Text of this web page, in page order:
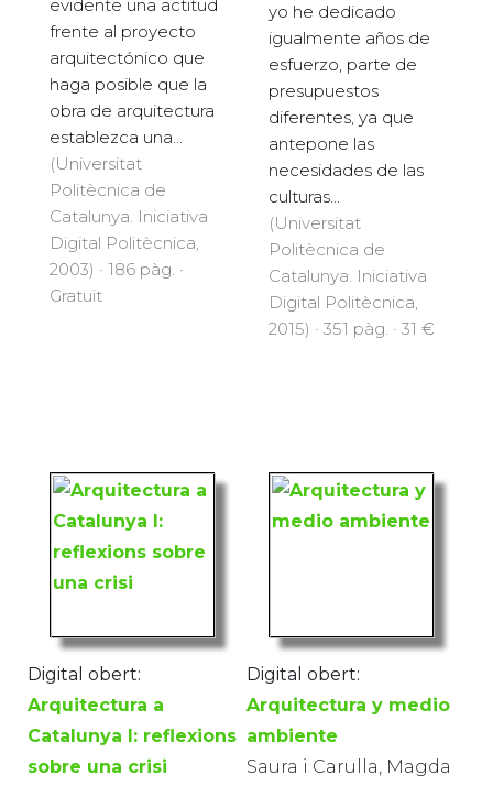
evidente una actitud
frente al proyecto
arquitectónico que
haga posible que la
obra de arquitectura
establezca una...
(Universitat
Politècnica de
Catalunya. Iniciativa
Digital Politècnica,
2003) · 186 pàg. ·
Gratuït
yo he dedicado
igualmente años de
esfuerzo, parte de
presupuestos
diferentes, ya que
antepone las
necesidades de las
culturas...
(Universitat
Politècnica de
Catalunya. Iniciativa
Digital Politècnica,
2015) · 351 pàg. · 31 €
Digital obert:
Arquitectura a
Catalunya I: reflexions
sobre una crisi
Digital obert:
Arquitectura y medio
ambiente
Saura i Carulla, Magda